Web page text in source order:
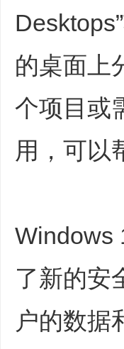
的桌面上
个项目或
用，可以
Windows
了新的安
户的数据